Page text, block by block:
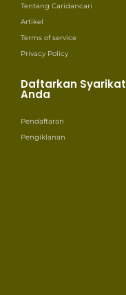
Tentang Caridancari
Artikel
Terms of service
Privacy Policy
Daftarkan Syarikat
Anda
Pendaftaran
Pengiklanan